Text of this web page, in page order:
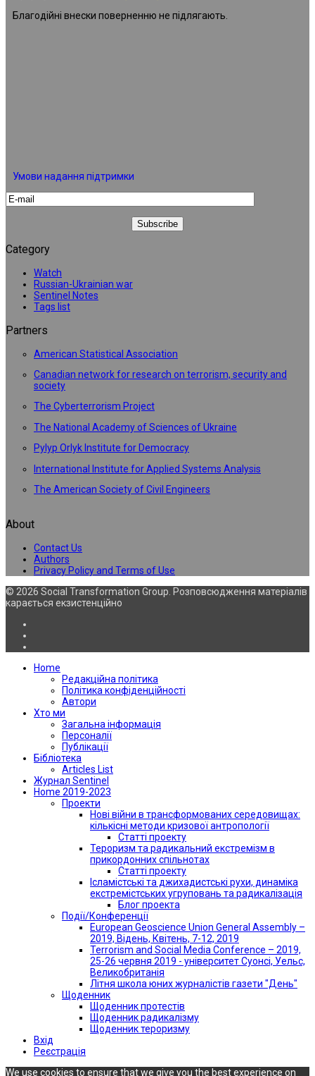
Благодійні внески поверненню не підлягають.
Умови надання підтримки
Category
Watch
Russian-Ukrainian war
Sentinel Notes
Tags list
Partners
American Statistical Association
Canadian network for research on terrorism, security and
society
The Cyberterrorism Project
The National Academy of Sciences of Ukraine
Pylyp Orlyk Institute for Democracy
International Institute for Applied Systems Analysis
The American Society of Civil Engineers
About
Contact Us
Authors
Privacy Policy and Terms of Use
© 2026 Social Transformation Group. Розповсюдження матеріалів
карається екзистенційно
Home
Редакційна політика
Політика конфіденційності
Автори
Хто ми
Загальна інформація
Персоналії
Публікації
Бібліотека
Articles List
Журнал Sentinel
Home 2019-2023
Проекти
Нові війни в трансформованих середовищах:
кількісні методи кризової антропології
Статті проекту
Тероризм та радикальний екстремізм в
прикордонних спільнотах
Статті проекту
Ісламістські та джихадистські рухи, динаміка
екстремістських угруповань та радикалізація
Блог проекта
Події/Конференції
European Geoscience Union General Assembly –
2019, Відень, Квітень, 7-12, 2019
Terrorism and Social Media Conference – 2019,
25-26 червня 2019 - університет Суонсі, Уельс,
Великобританія
Літня школа юних журналістів газети "День"
Щоденник
Щоденник протестів
Щоденник радикалізму
Щоденник тероризму
Вхід
Реєстрація
We use cookies to ensure that we give you the best experience on